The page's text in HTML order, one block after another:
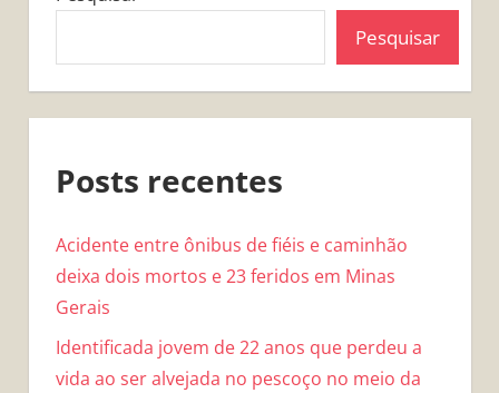
Pesquisar
Posts recentes
Acidente entre ônibus de fiéis e caminhão
deixa dois mortos e 23 feridos em Minas
Gerais
Identificada jovem de 22 anos que perdeu a
vida ao ser alvejada no pescoço no meio da